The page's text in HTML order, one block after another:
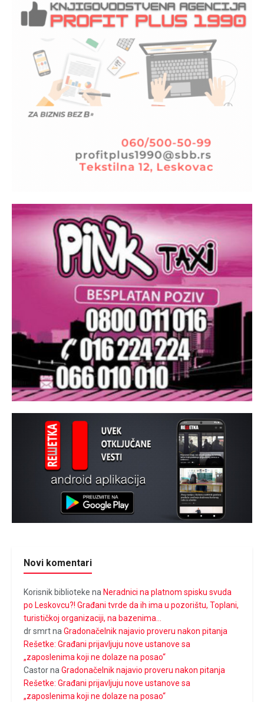
Novi komentari
Korisnik biblioteke na Neradnici na platnom spisku svuda
po Leskovcu?! Građani tvrde da ih ima u pozorištu, Toplani,
turističkoj organizaciji, na bazenima…
dr smrtnaGradonačelnik najavio proveru nakon pitanja
Rešetke: Građani prijavljuju nove ustanove sa
„zaposlenima koji ne dolaze na posao“
CastornaGradonačelnik najavio proveru nakon pitanja
Rešetke: Građani prijavljuju nove ustanove sa
„zaposlenima koji ne dolaze na posao“